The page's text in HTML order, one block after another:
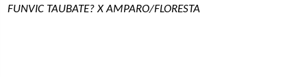
FUNVIC TAUBATE? X AMPARO/FLORESTA